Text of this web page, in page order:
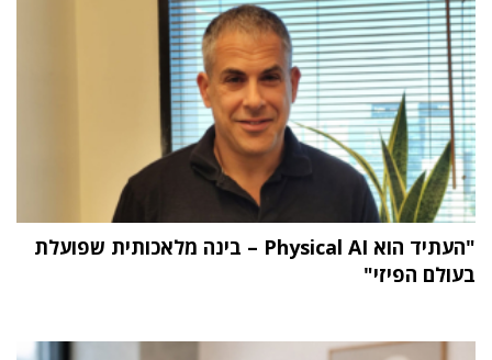
"העתיד הוא Physical AI – בינה מלאכותית שפועלת
בעולם הפיזי"